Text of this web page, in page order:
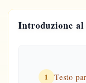
Introduzione al
1
Testo